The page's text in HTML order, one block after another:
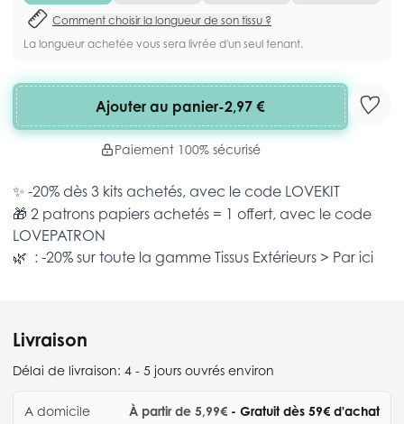
Comment choisir la longueur de son tissu ?
La longueur achetée vous sera livrée d'un seul tenant.
Ajouter au panier-2,97 €
Paiement 100% sécurisé
✨ -20% dès 3 kits achetés, avec le code LOVEKIT
🎁 2 patrons papiers achetés = 1 offert, avec le code
LOVEPATRON
🌿 : -20% sur toute la gamme Tissus Extérieurs > Par ici
Livraison
Délai de livraison: 4 - 5 jours ouvrés environ
A domicile À partir de 5,99€ - Gratuit dès 59€ d'achat